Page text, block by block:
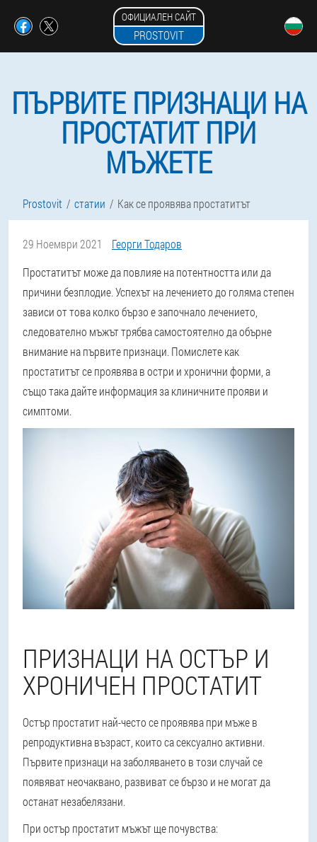
ОФИЦИАЛЕН САЙТ
PROSTOVIT
ПЪРВИТЕ ПРИЗНАЦИ НА
ПРОСТАТИТ ПРИ
МЪЖЕТЕ
Prostovit статии Как се проявява простатитът
29 Ноември 2021
Георги Тодаров
Простатитът може да повлияе на потентността или да
причини безплодие. Успехът на лечението до голяма степен
зависи от това колко бързо е започнало лечението,
следователно мъжът трябва самостоятелно да обърне
внимание на първите признаци. Помислете как
простатитът се проявява в остри и хронични форми, а
също така дайте информация за клиничните прояви и
симптоми.
ПРИЗНАЦИ НА ОСТЪР И
ХРОНИЧЕН ПРОСТАТИТ
Остър простатит най-често се проявява при мъже в
репродуктивна възраст, които са сексуално активни.
Първите признаци на заболяването в този случай се
появяват неочаквано, развиват се бързо и не могат да
останат незабелязани.
При остър простатит мъжът ще почувства: